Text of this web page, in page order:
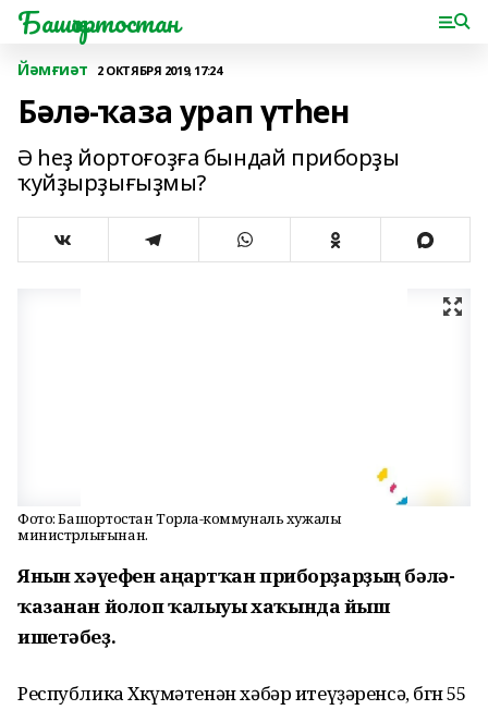
Башҡортостан
Йәмғиәт 2 ОКТЯБРЯ 2019, 17:24
Бәлә-ҡаза урап үтһен
Ә һеҙ йортоғоҙға бындай приборҙы
ҡуйҙырҙығыҙмы?
Фото: Башҡортостан Торлаҡ-коммуналь хужалыҡ
министрлығынан.
Янғын хәүефен аңғартҡан приборҙарҙың бәлә-
ҡазанан йолоп ҡалыуы хаҡында йыш
ишетәбеҙ.
Республика Хөкүмәтенән хәбәр итеүҙәренсә, бөгөн 55